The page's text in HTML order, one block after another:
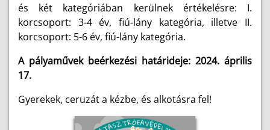
és két kategóriában kerülnek értékelésre: I.
korcsoport: 3-4 év, fiú-lány kategória, illetve II.
korcsoport: 5-6 év, fiú-lány kategória.
A pályaművek beérkezési határideje: 2024. április
17.
Gyerekek, ceruzát a kézbe, és alkotásra fel!